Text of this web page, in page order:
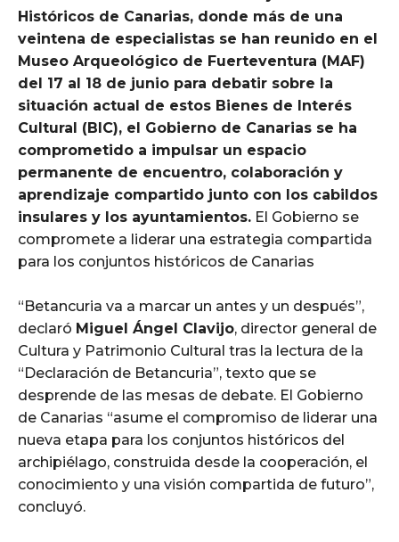
Históricos de Canarias, donde más de una
veintena de especialistas se han reunido en el
Museo Arqueológico de Fuerteventura (MAF)
del 17 al 18 de junio para debatir sobre la
situación actual de estos Bienes de Interés
Cultural (BIC), el Gobierno de Canarias se ha
comprometido a impulsar un espacio
permanente de encuentro, colaboración y
aprendizaje compartido junto con los cabildos
insulares y los ayuntamientos. El Gobierno se
compromete a liderar una estrategia compartida
para los conjuntos históricos de Canarias
“Betancuria va a marcar un antes y un después”,
declaró Miguel Ángel Clavijo, director general de
Cultura y Patrimonio Cultural tras la lectura de la
“Declaración de Betancuria”, texto que se
desprende de las mesas de debate. El Gobierno
de Canarias “asume el compromiso de liderar una
nueva etapa para los conjuntos históricos del
archipiélago, construida desde la cooperación, el
conocimiento y una visión compartida de futuro”,
concluyó.